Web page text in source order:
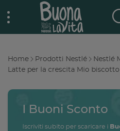
to
Nestlé Buona la vita
navigation
Buono a sapersi
Breadcrumb
Home Prodotti Nestlé
Nestlé
Latte per la crescita Mio biscotto
I Buoni Sconto
Iscriviti subito per scaricare i